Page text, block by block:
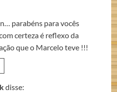
parabéns para vocês
certeza é reflexo da
que o Marcelo teve !!!
disse: